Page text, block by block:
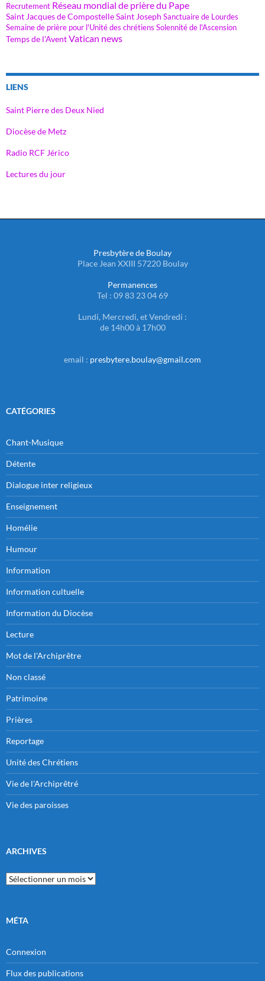
Recrutement Réseau mondial de prière du Pape
Saint Jacques de CompostelleSaint Joseph Sanctuaire de Lourdes
Semaine de prière pour l'Unité des chrétiens Solennité de l'Ascension
Temps de l'AventVatican news
LIENS
Saint Pierre des Deux Nied
Diocèse de Metz
Radio RCF Jérico
Lectures du jour
Presbytère de Boulay
Place Jean XXIII 57220 Boulay
Permanences
Tel : 09 83 23 04 69
Lundi, Mercredi, et Vendredi :
de 14h00 à 17h00
email : presbytere.boulay@gmail.com
CATÉGORIES
Chant-Musique
Détente
Dialogue inter religieux
Enseignement
Homélie
Humour
Information
Information cultuelle
Information du Diocèse
Lecture
Mot de l'Archiprêtre
Non classé
Patrimoine
Prières
Reportage
Unité des Chrétiens
Vie de l'Archiprêtré
Vie des paroisses
ARCHIVES
Archives
MÉTA
Connexion
Flux des publications